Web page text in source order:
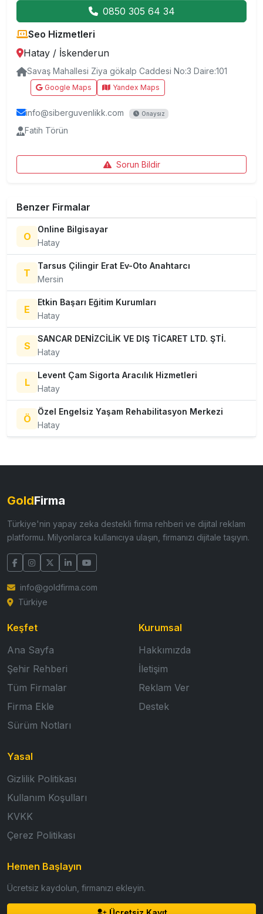
0850 305 64 34
Seo Hizmetleri
Hatay / İskenderun
Savaş Mahallesi Ziya gökalp Caddesi No:3 Daire:101
Google Maps Yandex Maps
info@siberguvenlikk.com Onaysız
Fatih Törün
Sorun Bildir
Benzer Firmalar
O
Online Bilgisayar
Hatay
T
Tarsus Çilingir Erat Ev-Oto Anahtarcı
Mersin
E
Etkin Başarı Eğitim Kurumları
Hatay
S
SANCAR DENİZCİLİK VE DIŞ TİCARET LTD. ŞTİ.
Hatay
L
Levent Çam Sigorta Aracılık Hizmetleri
Hatay
Ö
Özel Engelsiz Yaşam Rehabilitasyon Merkezi
Hatay
GoldFirma
Türkiye'nin yapay zeka destekli firma rehberi ve dijital reklam
platformu. Milyonlarca kullanıcıya ulaşın, firmanızı dijitale taşıyın.
info@goldfirma.com
Türkiye
Keşfet
Ana Sayfa
Şehir Rehberi
Tüm Firmalar
Firma Ekle
Sürüm Notları
Kurumsal
Hakkımızda
İletişim
Reklam Ver
Destek
Yasal
Gizlilik Politikası
Kullanım Koşulları
KVKK
Çerez Politikası
Hemen Başlayın
Ücretsiz kaydolun, firmanızı ekleyin.